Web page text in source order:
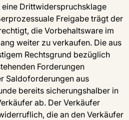
Drittwiderspruchsklage
Freigabe trägt der
die Vorbehaltsware im
weiter zu verkaufen. Die aus
Rechtsgrund bezüglich
Forderungen
Saldoforderungen aus
bereits sicherungshalber in
ab. Der Verkäufer
die an den Verkäufer